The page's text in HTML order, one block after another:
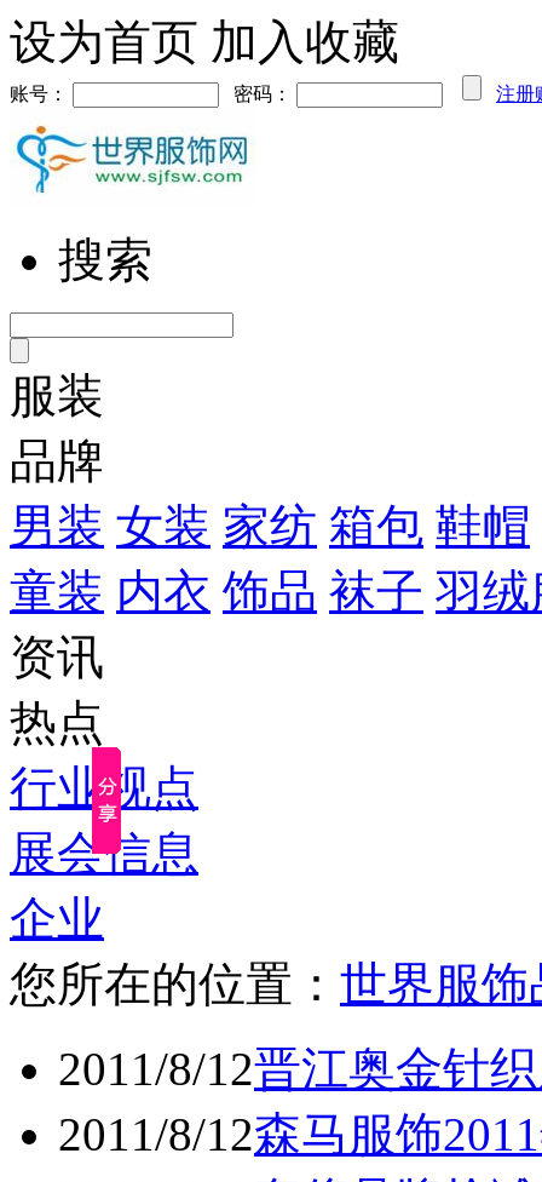
设为首页 加入收藏
账号： 密码： 注册
搜索
服装
品牌
男装 女装 家纺 箱包 鞋帽
童装 内衣 饰品 袜子 羽绒
资讯
热点
行业视点
展会信息
企业
您所在的位置： 世界服饰
2011/8/12晋江奥金针
2011/8/12森马服饰